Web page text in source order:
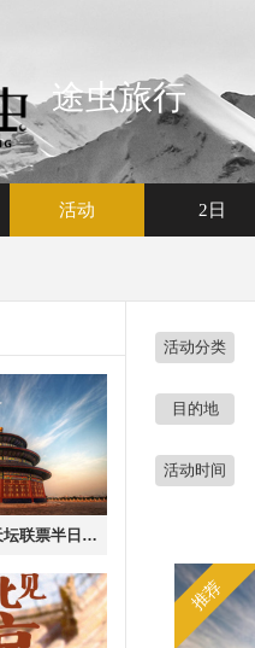
途虫旅行
活动 2日
【天天发团】天坛联票半日游！【上午场8：00】【下午场14:00】
活动分类
目的地
活动时间
推荐